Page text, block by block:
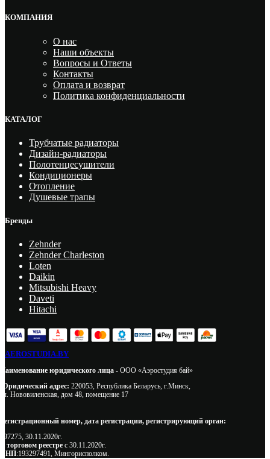
КОМПАНИЯ
О нас
Наши объекты
Вопросы и Ответы
Контакты
Оплата и возврат
Политика конфиденциальности
КАТАЛОГ
Трубчатые радиаторы
Дизайн-радиаторы
Полотенцесушители
Кондиционеры
Отопление
Душевые трапы
Бренды
Zehnder
Zehnder Charleston
Loten
Daikin
Mitsubishi Heavy
Daveti
Hitachi
AEROSTUDIA.BY
Наименование юридического лица - ООО «Аэростудия бай»
Юридический адрес: 220053, Республика Беларусь, г.Минск,
ул. Нововиленская, дом 48, помещение 17
Регистрационный номер, дата регистрации, регистрирующий орган:
497275, 30.11.2020г.
В торговом реестре с 30.11.2020г.
УНП:193297491, Мингорисполком.